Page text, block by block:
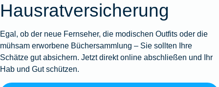
Hausratversicherung
Egal, ob der neue Fernseher, die modischen Outfits oder die
mühsam erworbene Büchersammlung – Sie sollten Ihre
Schätze gut absichern. Jetzt direkt online abschließen und Ihr
Hab und Gut schützen.